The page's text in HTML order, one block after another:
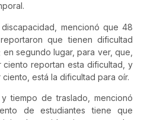
mencionó que 48
que tienen dificultad
segundo lugar, para ver, que,
reportan esta dificultad, y
está la dificultad para oír.
tiempo de traslado, mencionó
de estudiantes tiene que